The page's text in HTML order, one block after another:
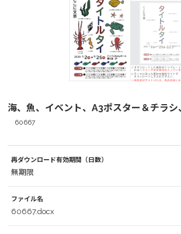
海、魚、イベント、A3ポスター＆チラ
60667
再ダウンロード有効期間（日数）
無期限
ファイル名
60667.docx